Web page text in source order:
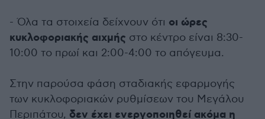
- Όλα τα στοιχεία δείχνουν ότι οι ώρες
κυκλοφοριακής αιχμής στο κέντρο είναι 8:30-
10:00 το πρωί και 2:00-4:00 το απόγευμα.
Στην παρούσα φάση σταδιακής εφαρμογής
των κυκλοφοριακών ρυθμίσεων του Μεγάλου
Περιπάτου, δεν έχει ενεργοποιηθεί ακόμα η